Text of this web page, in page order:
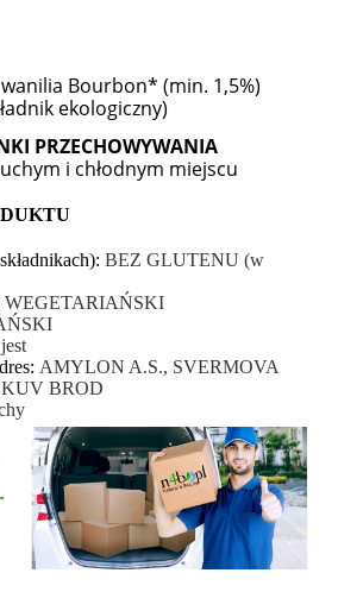
Bourbon* (min. 1,5%)
ekologiczny)
PRZECHOWYWANIA
i chłodnym miejscu
BEZ GLUTENU (w
WEGETARIAŃSKI
jest
AMYLON A.S., SVERMOVA
BROD